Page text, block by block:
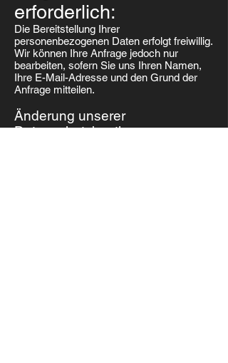
erforderlich:
Die Bereitstellung Ihrer
personenbezogenen Daten erfolgt freiwillig.
Wir können Ihre Anfrage jedoch nur
bearbeiten, sofern Sie uns Ihren Namen,
Ihre E-Mail-Adresse und den Grund der
Anfrage mitteilen.
Änderung unserer
Datenschutzbestimmungen